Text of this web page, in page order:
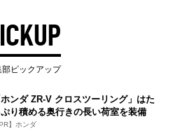
部ピックアップ
ホンダ ZR-V クロスツーリング」はた
り積める奥行きの長い荷室を装備
PR】ホンダ